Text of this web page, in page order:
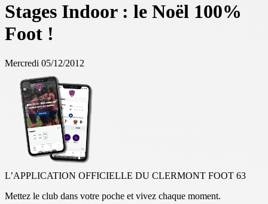
Stages Indoor : le Noël 100%
Foot !
Mercredi 05/12/2012
L’APPLICATION OFFICIELLE DU CLERMONT FOOT 63
Mettez le club dans votre poche et vivez chaque moment.